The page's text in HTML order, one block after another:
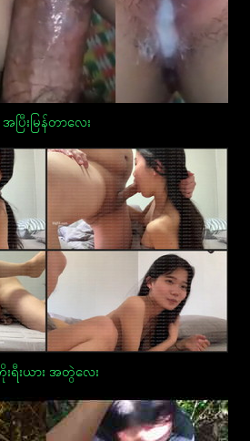
အပြီးမြန်တာလေး
ရီးယား အတွဲလေး